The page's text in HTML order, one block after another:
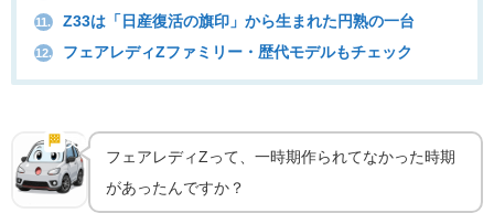
11. Z33は「日産復活の旗印」から生まれた円熟の一台
12. フェアレディZファミリー・歴代モデルもチェック
🏁 実車の魅力
2002年、フェアレディZ「復活」の物語
フェアレディZって、一時期作られてなかった時期
があったんですか？